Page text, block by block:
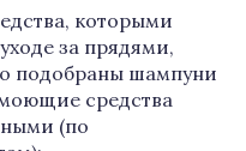
которыми
за прядями,
подобраны шампуни
средства
(по